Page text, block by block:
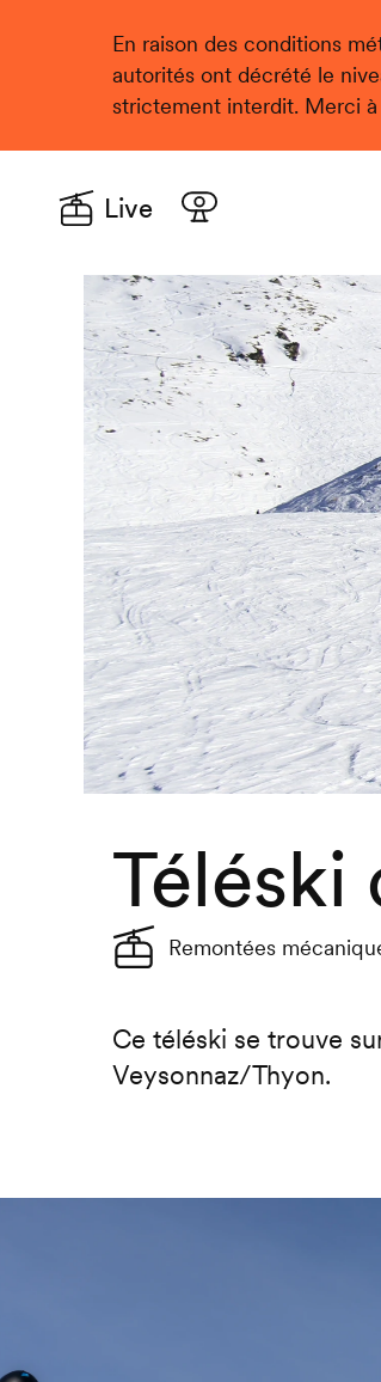
En raison des conditions
autorités ont décrété le
strictement interdit. Merci
Live
Téléski
Remontées
Ce téléski se trouve
Veysonnaz/Thyon.